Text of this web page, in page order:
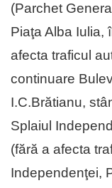
(Parchet
Piaţa Alba Iulia,
afecta traficul
continuare
I.C.Brătianu,
Splaiul
(fără a afecta
Independenţei,